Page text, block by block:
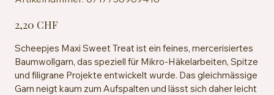
2,20 CHF
Scheepjes Maxi Sweet Treat ist ein feines, mercerisiertes
Baumwollgarn, das speziell für Mikro-Häkelarbeiten, Spitze
und filigrane Projekte entwickelt wurde. Das gleichmässige
Garn neigt kaum zum Aufspalten und lässt sich daher leicht